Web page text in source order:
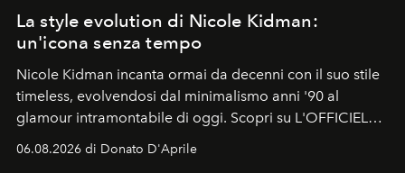
La style evolution di Nicole Kidman:
un'icona senza tempo
Nicole Kidman incanta ormai da decenni con il suo stile
timeless, evolvendosi dal minimalismo anni '90 al
glamour intramontabile di oggi. Scopri su L'OFFICIEL
06.08.2026 di Donato D'Aprile